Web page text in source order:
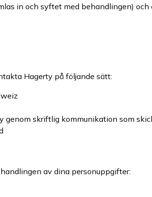
in och syftet med behandlingen)
Hagerty på följande sätt:
skriftlig kommunikation som
av dina personuppgifter: